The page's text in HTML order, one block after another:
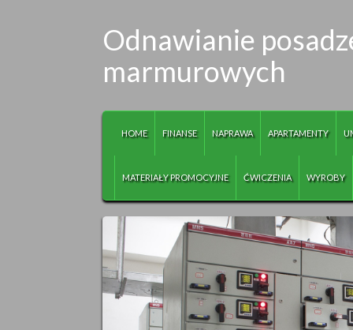
Odnawianie
marmurowych
HOME FINANSE NAPRAWA APARTAMENTY
MATERIAŁY PROMOCYJNE ĆWICZENIA WYROBY